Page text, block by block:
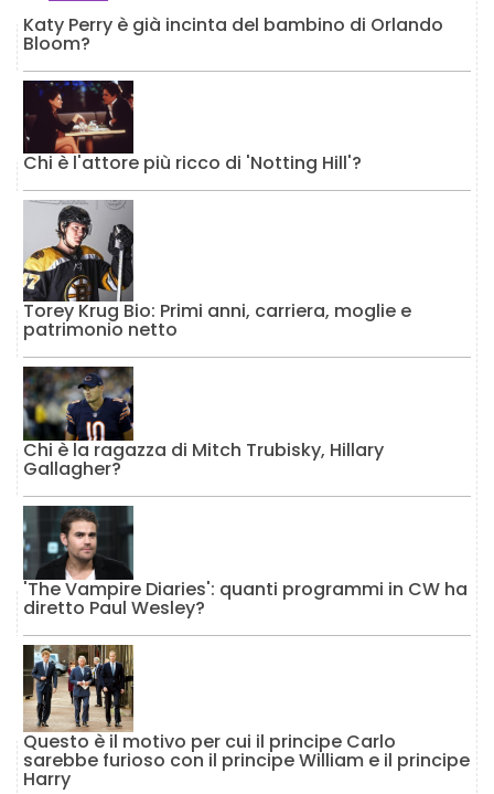
Katy Perry è già incinta del bambino di Orlando
Bloom?
Chi è l'attore più ricco di 'Notting Hill'?
Torey Krug Bio: Primi anni, carriera, moglie e
patrimonio netto
Chi è la ragazza di Mitch Trubisky, Hillary
Gallagher?
'The Vampire Diaries': quanti programmi in CW ha
diretto Paul Wesley?
Questo è il motivo per cui il principe Carlo
sarebbe furioso con il principe William e il principe
Harry